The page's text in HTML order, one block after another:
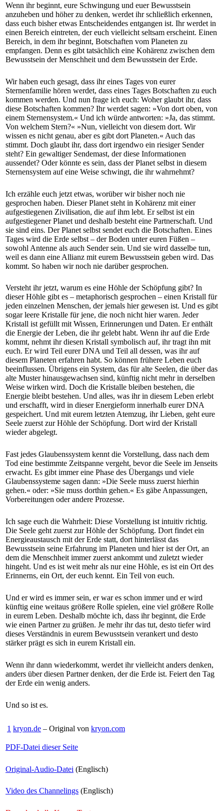
Wenn ihr beginnt, eure Schwingung und euer Bewusstsein
anzuheben und höher zu denken, werdet ihr schließlich erkennen,
dass euch bisher etwas Entscheidendes entgangen ist. Ihr werdet in
einen Bereich eintreten, der euch vielleicht seltsam erscheint. Einen
Bereich, in dem ihr beginnt, Botschaften vom Planeten zu
empfangen. Denn es gibt tatsächlich eine Kohärenz zwischen dem
Bewusstsein der Menschheit und dem Bewusstsein der Erde.
Wir haben euch gesagt, dass ihr eines Tages von eurer
Sternenfamilie hören werdet, dass eines Tages Botschaften zu euch
kommen werden. Und nun frage ich euch: Woher glaubt ihr, dass
diese Botschaften kommen? Ihr werdet sagen: »Von dort oben, von
einem Sternensystem.« Und ich würde antworten: »Ja, das stimmt.
Von welchem Stern?« »Nun, vielleicht von diesem dort. Wir
wissen es nicht genau, aber es gibt dort Planeten.« Auch das
stimmt. Doch glaubt ihr, dass dort irgendwo ein riesiger Sender
steht? Ein gewaltiger Sendemast, der diese Informationen
aussendet? Oder könnte es sein, dass der Planet selbst in diesem
Sternensystem auf eine Weise schwingt, die ihr wahrnehmt?
Ich erzähle euch jetzt etwas, worüber wir bisher noch nie
gesprochen haben. Dieser Planet steht in Kohärenz mit einer
aufgestiegenen Zivilisation, die auf ihm lebt. Er selbst ist ein
aufgestiegener Planet und deshalb besteht eine Partnerschaft. Und
sie sind eins. Der Planet selbst sendet euch die Botschaften. Eines
Tages wird die Erde selbst – der Boden unter euren Füßen –
sowohl Antenne als auch Sender sein. Und sie wird dasselbe tun,
weil es dann eine Allianz mit eurem Bewusstsein geben wird. Das
kommt. So haben wir noch nie darüber gesprochen.
Versteht ihr jetzt, warum es eine Höhle der Schöpfung gibt? In
dieser Höhle gibt es – metaphorisch gesprochen – einen Kristall für
jeden einzelnen Menschen, der jemals hier gewesen ist. Und es gibt
sogar leere Kristalle für jene, die noch nicht hier waren. Jeder
Kristall ist gefüllt mit Wissen, Erinnerungen und Daten. Er enthält
die Energie der Leben, die ihr gelebt habt. Wenn ihr auf die Erde
kommt, nehmt ihr diesen Kristall symbolisch auf, ihr tragt ihn mit
euch. Er wird Teil eurer DNA und Teil all dessen, was ihr auf
diesem Planeten erfahren habt. So können frühere Leben euch
beeinflussen. Übrigens ein System, das für alte Seelen, die über das
alte Muster hinausgewachsen sind, künftig nicht mehr in derselben
Weise wirken wird. Doch die Kristalle bleiben bestehen, die
Energie bleibt bestehen. Und alles, was ihr in diesem Leben erlebt
und erschafft, wird in dieser Energieform innerhalb eurer DNA
gespeichert. Und mit eurem letzten Atemzug, ihr Lieben, geht eure
Seele zuerst zur Höhle der Schöpfung. Dort wird der Kristall
wieder abgelegt.
Fast jedes Glaubenssystem kennt die Vorstellung, dass nach dem
Tod eine bestimmte Zeitspanne vergeht, bevor die Seele im Jenseits
erwacht. Es gibt immer eine Phase des Übergangs und viele
Glaubenssysteme sagen dann: »Die Seele muss zuerst hierhin
gehen.« oder: »Sie muss dorthin gehen.« Es gäbe Anpassungen,
Vorbereitungen oder andere Prozesse.
Ich sage euch die Wahrheit: Diese Vorstellung ist intuitiv richtig.
Die Seele geht zuerst zur Höhle der Schöpfung. Dort findet ein
Energieaustausch mit der Erde statt, dort hinterlässt das
Bewusstsein seine Erfahrung im Planeten und hier ist der Ort, an
dem die Menschheit immer zuerst ankommt und zuletzt wieder
hingeht. Und es ist weit mehr als nur eine Höhle, es ist ein Ort des
Erinnerns, ein Ort, der euch kennt. Ein Teil von euch.
Und er wird es immer sein, er war es schon immer und er wird
künftig eine weitaus größere Rolle spielen, eine viel größere Rolle
in eurem Leben. Deshalb möchte ich, dass ihr beginnt, die Erde
wie einen Partner zu grüßen. Je mehr ihr das tut, desto tiefer wird
dieses Verständnis in eurem Bewusstsein verankert und desto
stärker prägt es sich in eurem Kristall ein.
Wenn ihr dann wiederkommt, werdet ihr vielleicht anders denken,
anders über diesen Partner denken, der die Erde ist. Feiert den Tag
der Erde ein wenig anders.
Und so ist es.
1 kryon.de – Original von kryon.com
PDF-Datei dieser Seite
Original-Audio-Datei (Englisch)
Video des Channelings (Englisch)